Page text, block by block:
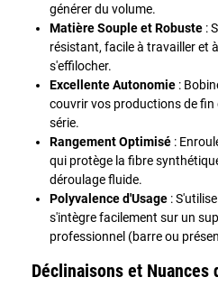
générer du volume.
Matière Souple et Robuste :
résistant, facile à travailler et
s'effilocher.
Excellente Autonomie :
couvrir vos productions de fin
série.
Rangement Optimisé :
qui protège la fibre
déroulage fluide.
Polyvalence d'Usage :
s'intègre facilement sur un
professionnel (barre ou
Déclinaisons et Nuances